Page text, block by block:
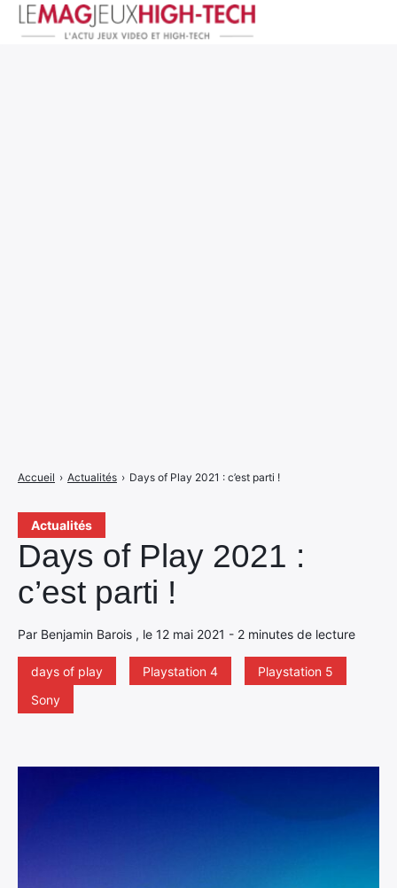
Actualités
Days of Play 2021 :
c’est parti !
Par Benjamin Barois , le 12 mai 2021 - 2 minutes de lecture
days of play Playstation 4
Playstation 5
Sony
Accueil › Actualités › Days of Play 2021 : c’est parti !